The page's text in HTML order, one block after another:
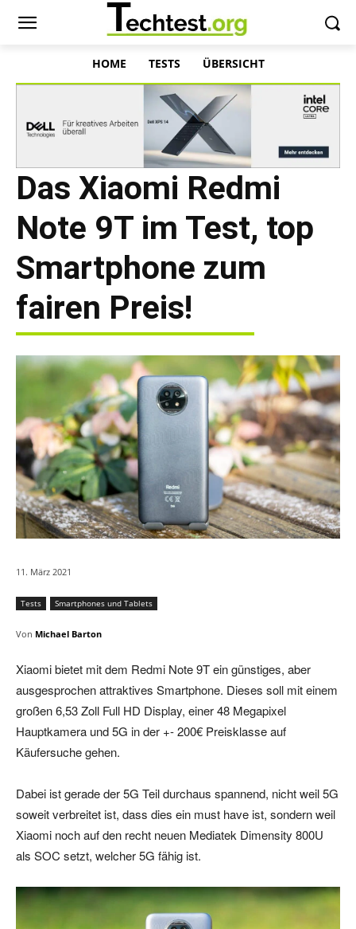
HOME TESTS ÜBERSICHT
Das Xiaomi Redmi
Note 9T im Test, top
Smartphone zum
fairen Preis!
11. März 2021
Tests Smartphones und Tablets
Von Michael Barton
Xiaomi bietet mit dem Redmi Note 9T ein günstiges, aber
ausgesprochen attraktives Smartphone. Dieses soll mit einem
großen 6,53 Zoll Full HD Display, einer 48 Megapixel
Hauptkamera und 5G in der +- 200€ Preisklasse auf
Käufersuche gehen.
Dabei ist gerade der 5G Teil durchaus spannend, nicht weil 5G
soweit verbreitet ist, dass dies ein must have ist, sondern weil
Xiaomi noch auf den recht neuen Mediatek Dimensity 800U
als SOC setzt, welcher 5G fähig ist.